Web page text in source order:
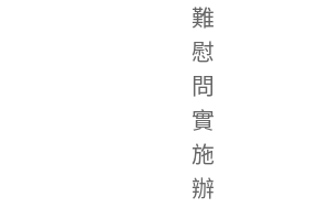
難
慰
問
實
施
辦